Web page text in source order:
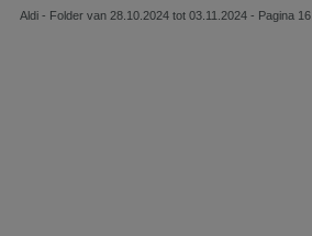
Aldi - Folder van 28.10.2024 tot 03.11.2024 - Pagina 16